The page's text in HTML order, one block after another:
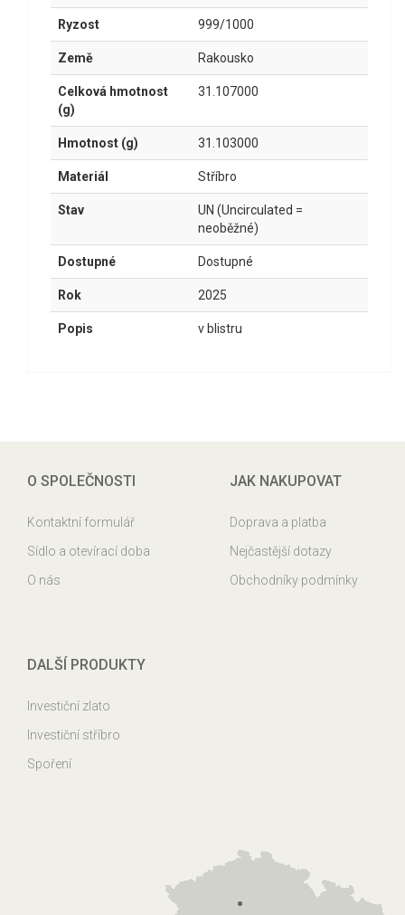
Ryzost 999/1000
Země Rakousko
Celková hmotnost
(g)
31.107000
Hmotnost (g) 31.103000
Materiál Stříbro
Stav
UN (Uncirculated =
neoběžné)
Dostupné Dostupné
Rok 2025
Popis v blistru
O SPOLEČNOSTI
Kontaktní formulář
Sídlo a otevírací doba
O nás
JAK NAKUPOVAT
Doprava a platba
Nejčastější dotazy
Obchodníky podmínky
DALŠÍ PRODUKTY
Investiční zlato
Investiční stříbro
Spoření